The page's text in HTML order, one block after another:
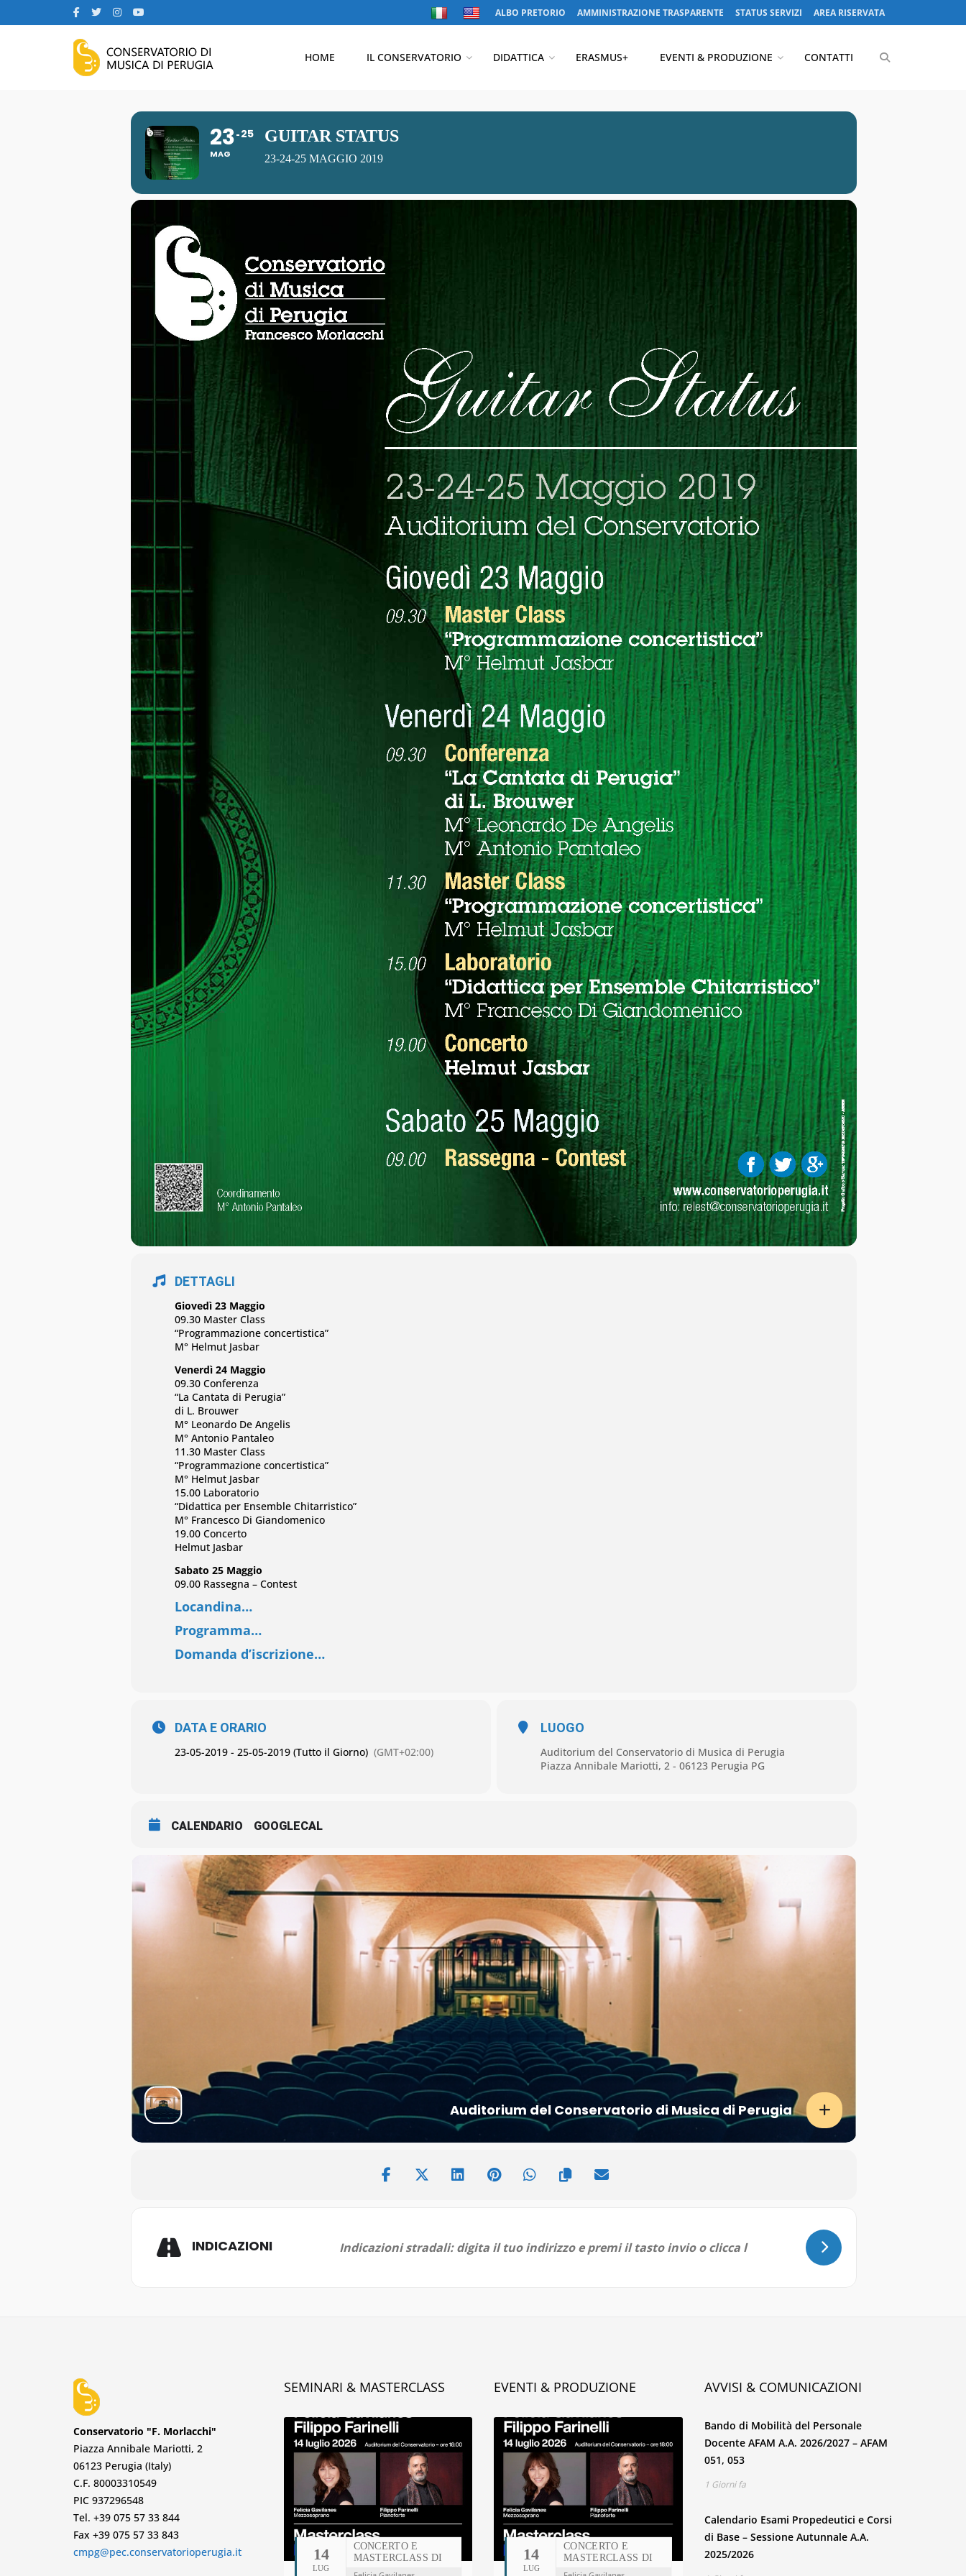
ALBO PRETORIO AMMINISTRAZIONE TRASPARENTE STATUS SERVIZI AREA RISERVATA
HOME IL CONSERVATORIO DIDATTICA ERASMUS+ EVENTI & PRODUZIONE CONTATTI
23
MAG
25 GUITAR STATUS
23-24-25 MAGGIO 2019
DETTAGLI
Giovedì 23 Maggio
09.30 Master Class
“Programmazione concertistica”
M° Helmut Jasbar
Venerdì 24 Maggio
09.30 Conferenza
“La Cantata di Perugia”
di L. Brouwer
M° Leonardo De Angelis
M° Antonio Pantaleo
11.30 Master Class
“Programmazione concertistica”
M° Helmut Jasbar
15.00 Laboratorio
“Didattica per Ensemble Chitarristico”
M° Francesco Di Giandomenico
19.00 Concerto
Helmut Jasbar
Sabato 25 Maggio
09.00 Rassegna – Contest
Locandina…
Programma…
Domanda d’iscrizione…
DATA E ORARIO
23-05-2019 - 25-05-2019 (Tutto il Giorno) (GMT+02:00)
LUOGO
Auditorium del Conservatorio di Musica di Perugia
Piazza Annibale Mariotti, 2 - 06123 Perugia PG
CALENDARIO GOOGLECAL
Auditorium del Conservatorio di Musica di Perugia
INDICAZIONI
Conservatorio "F. Morlacchi"
Piazza Annibale Mariotti, 2
06123 Perugia (Italy)
C.F. 80003310549
PIC 937296548
Tel. +39 075 57 33 844
Fax +39 075 57 33 843
cmpg@pec.conservatorioperugia.it
SEMINARI & MASTERCLASS
14
LUG
CONCERTO E
MASTERCLASS DI
CANTO
22
GIU
PERUGIA
HISTORICAL PIANO
INTERNATIONAL
25
PIANOFORTE
EVENTI & PRODUZIONE
14
LUG
CONCERTO E
MASTERCLASS DI
CANTO
08
AVVISI & COMUNICAZIONI
Bando di Mobilità del Personale
Docente AFAM A.A. 2026/2027 – AFAM
051, 053
1 Giorni fa
Calendario Esami Propedeutici e Corsi
di Base – Sessione Autunnale A.A.
2025/2026